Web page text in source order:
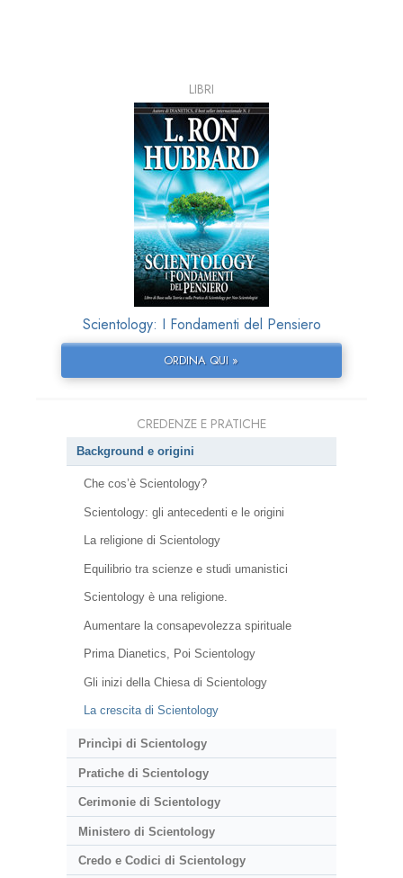
LIBRI
Scientology: I Fondamenti del Pensiero
ORDINA QUI »
CREDENZE E PRATICHE
Background e origini
Che cos’è Scientology?
Scientology: gli antecedenti e le origini
La religione di Scientology
Equilibrio tra scienze e studi umanistici
Scientology è una religione.
Aumentare la consapevolezza spirituale
Prima Dianetics, Poi Scientology
Gli inizi della Chiesa di Scientology
La crescita di Scientology
Princìpi di Scientology
Pratiche di Scientology
Cerimonie di Scientology
Ministero di Scientology
Credo e Codici di Scientology